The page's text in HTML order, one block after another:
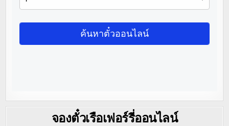
จองตั๋วเรือเฟอร์รี่ออนไลน์